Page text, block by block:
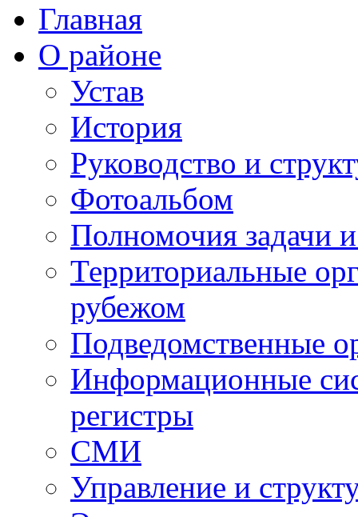
Главная
О районе
Устав
История
Руководство и
Фотоальбом
Полномочия задачи
Территориальные
рубежом
Подведомственные
Информационные
регистры
СМИ
Управление и